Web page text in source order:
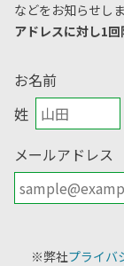
などをお知らせしま
アドレスに対し1回
お名前
姓
メールアドレス
※弊社プライバ